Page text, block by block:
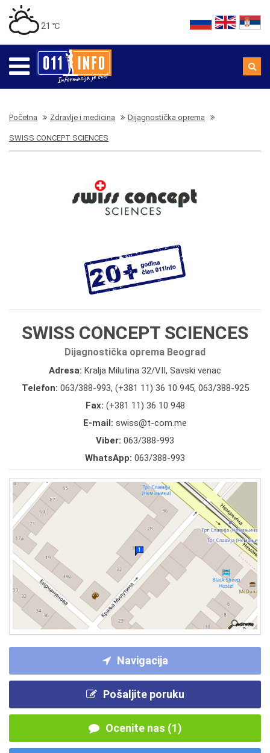
21 ℃
Početna Zdravlje i medicina Dijagnostička oprema
SWISS CONCEPT SCIENCES
SWISS CONCEPT SCIENCES
Dijagnostička oprema Beograd
Adresa: Kralja Milutina 32/VII, Savski venac
Telefon: 063/388-993, (+381 11) 36 10 945, 063/388-925
Fax: (+381 11) 36 10 948
E-mail: swiss@t-com.me
Viber: 063/388-993
WhatsApp: 063/388-993
Navigacija
Pošaljite poruku
Ocenite nas (1)